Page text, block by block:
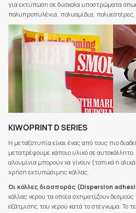
για εκτύπωση σε δύσκολα υποστρώματα
πολυπροπυλένια, πολυαμίδια, πολυεστέρες,
KIWOPRINT D SERIES
Η μεταξοτυπία είναι ένας από τους πιο
μετατρέψουμε κάποιο υλικό σε
αλουμίνια μπορούν να γίνουν (τοπικά ή
χρήση εκτυπώσιμης κόλλας.
Οι κόλλες διασποράς (Dispersion
κόλλας νερού τα οποία σχηματίζουν
εξάτμισης του νερού κατά το στέγνωμα. Το